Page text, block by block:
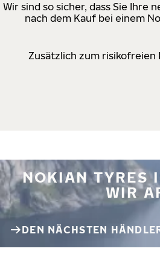
Wir sind so sicher, dass Sie Ihre
nach dem Kauf bei einem
Zusätzlich zum risikofreien
NOKIAN TYRES
WIR
DEN NÄCHSTEN